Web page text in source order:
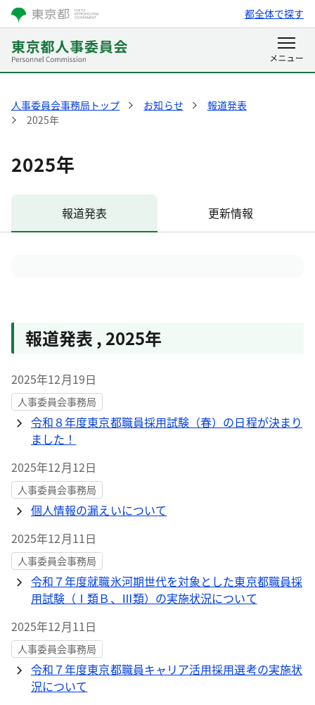
都全体で探す
人事委員会事務局トップ お知らせ
報道発表
2025年
2025年
報道発表 更新情報
報道発表 , 2025年
2025年12月19日
人事委員会事務局
令和８年度東京都職員採用試験（春）の日程が決まり
ました！
2025年12月12日
人事委員会事務局
個人情報の漏えいについて
2025年12月11日
人事委員会事務局
令和７年度就職氷河期世代を対象とした東京都職員採
用試験（Ⅰ類Ｂ、Ⅲ類）の実施状況について
2025年12月11日
人事委員会事務局
令和７年度東京都職員キャリア活用採用選考の実施状
況について